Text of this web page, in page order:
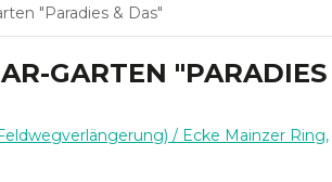
"Paradies & Das"
GARTEN "PARADIES
/ Ecke Mainzer Ring,